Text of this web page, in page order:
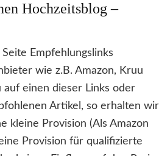
Hochzeitsblog –
Empfehlungslinks
wie z.B. Amazon, Kruu
einen dieser Links oder
Artikel, so erhalten wir
kleine Provision (Als Amazon
Provision für qualifizierte